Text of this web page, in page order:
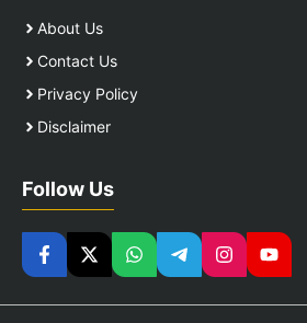
About Us
Contact Us
Privacy Policy
Disclaimer
Follow Us